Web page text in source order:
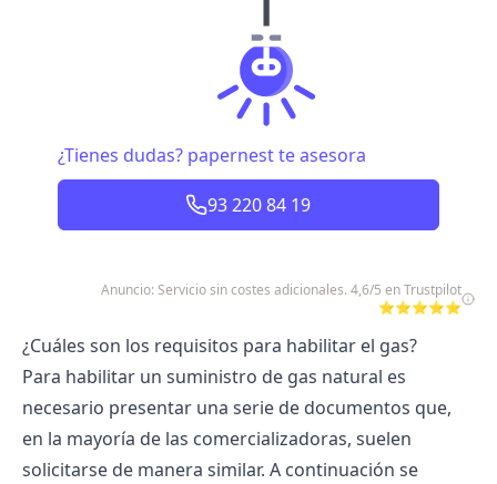
¿Tienes dudas? papernest te asesora
93 220 84 19
Anuncio: Servicio sin costes adicionales. 4,6/5 en Trustpilot
⭐⭐⭐⭐⭐
¿Cuáles son los requisitos para habilitar el gas?
Para habilitar un suministro de gas natural es
necesario presentar una serie de documentos que,
en la mayoría de las comercializadoras, suelen
solicitarse de manera similar. A continuación se